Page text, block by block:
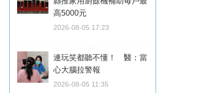
高5000元
2026-08-05 17:23
連玩笑都聽不懂！ 醫：當
心大腦拉警報
2026-08-05 11:35